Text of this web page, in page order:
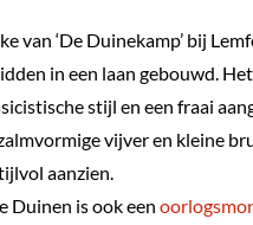
van ‘De Duinekamp’ bij
in een laan gebouwd. Het
stijl en een fraai
vijver en kleine
aanzien.
Duinen is ook een